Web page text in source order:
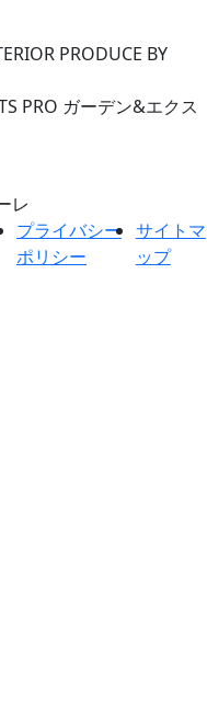
レ
プライバシー
ポリシー
サイトマ
ップ